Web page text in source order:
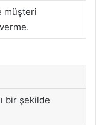
müşteri
bir şekilde